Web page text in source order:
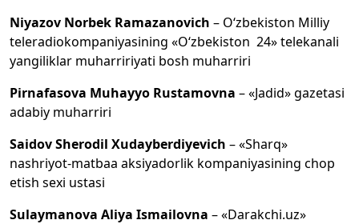
Niyazov Norbek Ramazanovich – O‘zbekiston Milliy
teleradiokompaniyasining «O‘zbekiston 24» telekanali
yangiliklar muharririyati bosh muharriri
Pirnafasova Muhayyo Rustamovna – «Jadid» gazetasi
adabiy muharriri
Saidov Sherodil Xudayberdiyevich – «Sharq»
nashriyot-matbaa aksiyadorlik kompaniyasining chop
etish sexi ustasi
Sulaymanova Aliya Ismailovna – «Darakchi.uz»